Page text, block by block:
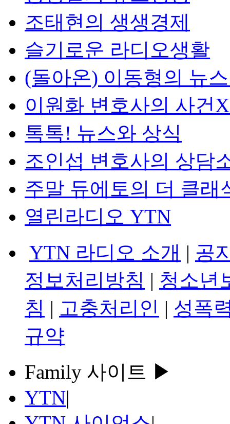
조태현의 생생경제
슬기로운 라디오생활
(돌아온) 이동형의 뉴
이원화 변호사의 사건
톡톡! 뉴스와 상식
조인섭 변호사의 상담
주말 듀에토의 더 클래
열린라디오 YTN
YTN 라디오 소개 | 공
정보처리방침 | 청소년
침 | 고충처리인 | 성폭
규약
Family 사이트 ▶
YTN|